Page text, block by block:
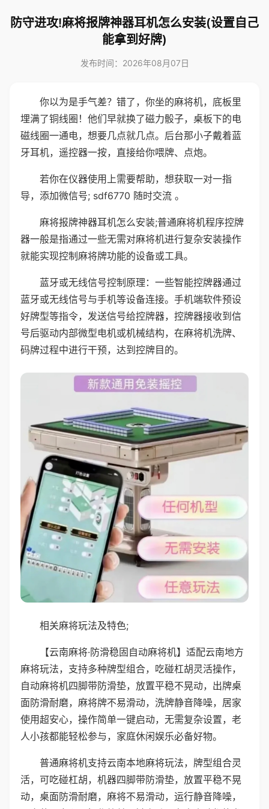
防守进攻!麻将报牌神器耳机怎么安装(设置自己
能拿到好牌)
发布时间：2026年08月07日
你以为是手气差？错了，你坐的麻将机，底板里
埋满了铜线圈！他们早就换了磁力骰子，桌板下的电
磁线圈一通电，想要几点就几点。后台那小子戴着蓝
牙耳机，遥控器一按，直接给你喂牌、点炮。
若你在仪器使用上需要帮助，想获取一对一指
导，添加微信号; sdf6770 随时交流 。
麻将报牌神器耳机怎么安装;普通麻将机程序控牌
器一般是指通过一些无需对麻将机进行复杂安装操作
就能实现控制麻将牌功能的设备或工具。
蓝牙或无线信号控制原理：一些智能控牌器通过
蓝牙或无线信号与手机等设备连接。手机端软件预设
好牌型等指令，发送信号给控牌器，控牌器接收到信
号后驱动内部微型电机或机械结构，在麻将机洗牌、
码牌过程中进行干预，达到控牌目的。
相关麻将玩法及特色;
【云南麻将·防滑稳固自动麻将机】适配云南地方
麻将玩法，支持多种牌型组合，吃碰杠胡灵活操作，
自动麻将机四脚带防滑垫，放置平稳不晃动，出牌桌
面防滑耐磨，麻将牌不易滑动，洗牌静音降噪，居家
使用超安心，操作简单一键启动，无需复杂设置，老
人小孩都能轻松参与，家庭休闲娱乐必备好物。
普通麻将机支持云南本地麻将玩法，牌型组合灵
活，可吃碰杠胡，机器四脚带防滑垫，放置平稳不晃
动，桌面防滑耐磨，麻将不易滑动，运行静音降噪，